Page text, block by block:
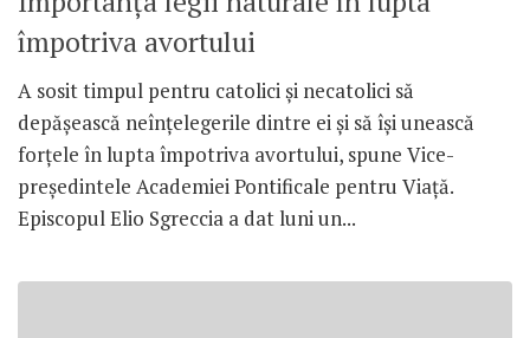
împotriva avortului
A sosit timpul pentru catolici şi necatolici să
depăşească neînţelegerile dintre ei şi să îşi unească
forţele în lupta împotriva avortului, spune Vice-
preşedintele Academiei Pontificale pentru Viaţă.
Episcopul Elio Sgreccia a dat luni un...